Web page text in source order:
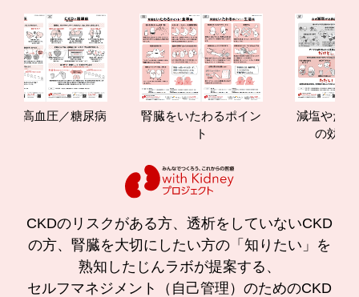
圧／糖尿病
腎臓をいたわるポイン
減塩やたんぱく質
の効果と重要
CKDのリスクがある方、透析をしていないCKD
の方、腎臓を大切にしたい方の「知りたい」を
熟知したじんラボが提案する、
セルフマネジメント（自己管理）のためのCKD